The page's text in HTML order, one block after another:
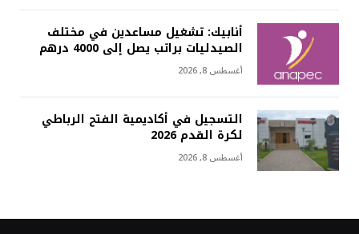
أنابيك: تشغيل مساعدين في مختلف
الصيدليات براتب يصل إلى 4000 درهم
أغسطس 8, 2026
التسجيل في أكاديمية الفتح الرباطي
لكرة القدم 2026
أغسطس 8, 2026